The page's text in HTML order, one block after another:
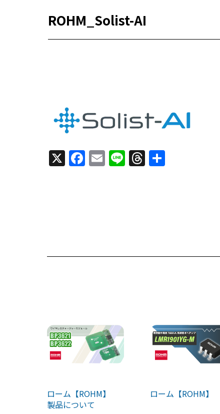
ROHM_Solist-AI
X F
a
o
E
m
Li
n
T
h
ローム【ROHM】
製品について
ローム【ROHM】